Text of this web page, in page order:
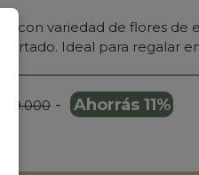
con variedad de flores de
Ideal para regalar
189.000 - Ahorrás 11%